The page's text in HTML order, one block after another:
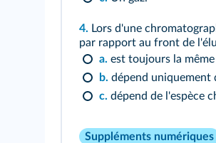
4. Lors d'une
par rapport au front de
a. est toujours la
b. dépend uniquement
c. dépend de l'espèce
Suppléments numériques